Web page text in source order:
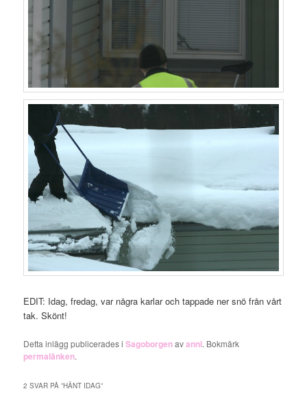
EDIT: Idag, fredag, var några karlar och tappade ner snö från vårt
tak. Skönt!
Detta inlägg publicerades iSagoborgenavanni. Bokmärk
permalänken.
2 SVAR PÅ ”HÄNT IDAG”